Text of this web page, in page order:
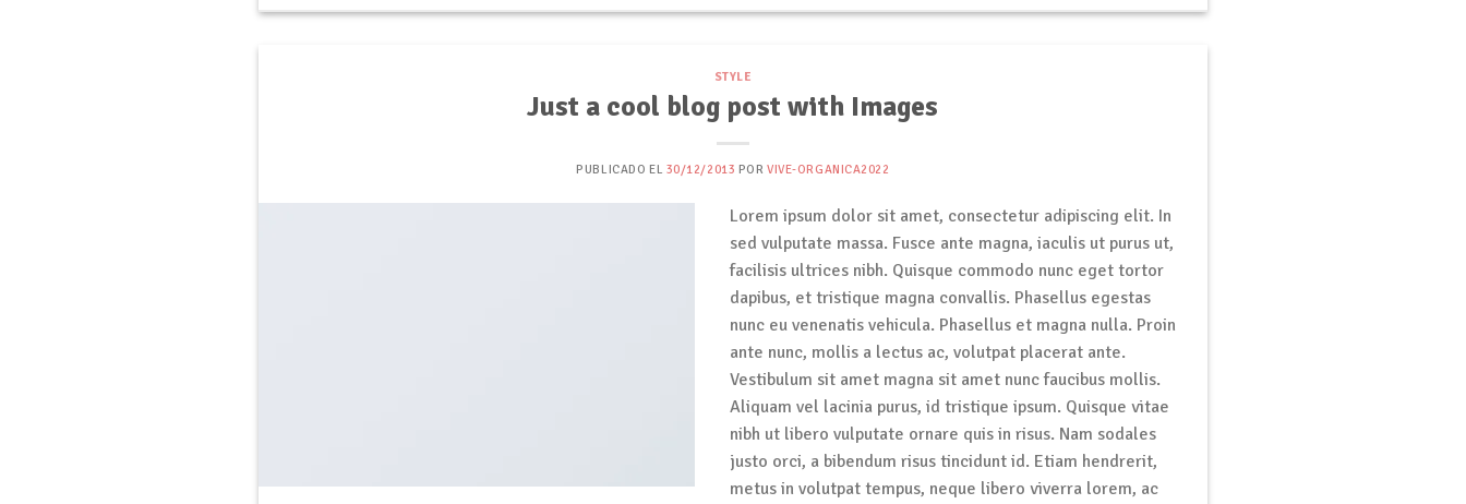
STYLE
Just a cool blog post with Images
PUBLICADO EL 30/12/2013 PORVIVE-ORGANICA2022
Lorem ipsum dolor sit amet, consectetur adipiscing elit. In
sed vulputate massa. Fusce ante magna, iaculis ut purus ut,
facilisis ultrices nibh. Quisque commodo nunc eget tortor
dapibus, et tristique magna convallis. Phasellus egestas
nunc eu venenatis vehicula. Phasellus et magna nulla. Proin
ante nunc, mollis a lectus ac, volutpat placerat ante.
Vestibulum sit amet magna sit amet nunc faucibus mollis.
Aliquam vel lacinia purus, id tristique ipsum. Quisque vitae
nibh ut libero vulputate ornare quis in risus. Nam sodales
justo orci, a bibendum risus tincidunt id. Etiam hendrerit,
metus in volutpat tempus, neque libero viverra lorem, ac